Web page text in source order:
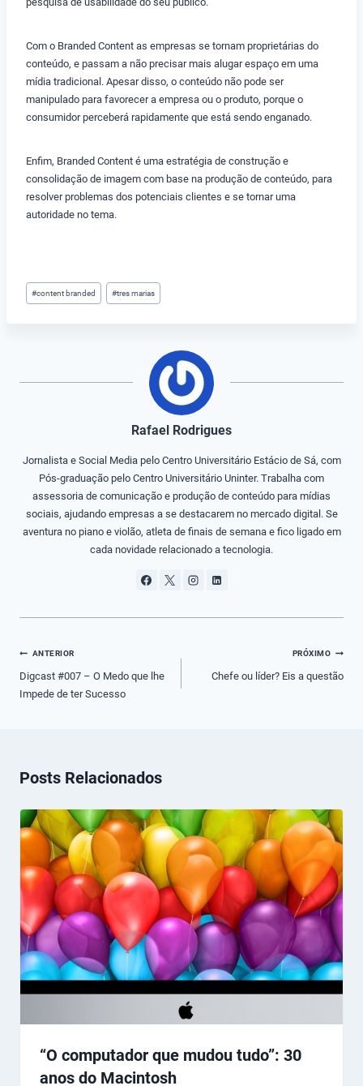
Com o Branded Content as empresas se tornam proprietárias do
conteúdo, e passam a não precisar mais alugar espaço em uma
mídia tradicional. Apesar disso, o conteúdo não pode ser
manipulado para favorecer a empresa ou o produto, porque o
consumidor perceberá rapidamente que está sendo enganado.
Enfim, Branded Content é uma estratégia de construção e
consolidação de imagem com base na produção de conteúdo, para
resolver problemas dos potenciais clientes e se tornar uma
autoridade no tema.
Tags
do
#content branded #tres marias
Rafael Rodrigues
Jornalista e Social Media pelo Centro Universitário Estácio de Sá, com
Pós-graduação pelo Centro Universitário Uninter. Trabalha com
assessoria de comunicação e produção de conteúdo para mídias
sociais, ajudando empresas a se destacarem no mercado digital. Se
aventura no piano e violão, atleta de finais de semana e fico ligado em
cada novidade relacionado a tecnologia.
Navegação
de
Post
ANTERIOR
Digcast #007 – O Medo que lhe
Impede de ter Sucesso
PRÓXIMO
Chefe ou líder? Eis a questão
Posts Relacionados
“O computador que mudou tudo”: 30
anos do Macintosh